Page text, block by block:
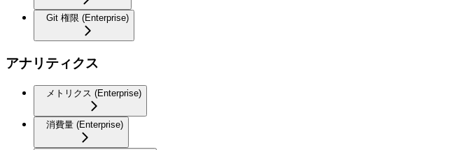
Git 権限 (Enterprise)
アナリティクス
メトリクス (Enterprise)
消費量 (Enterprise)